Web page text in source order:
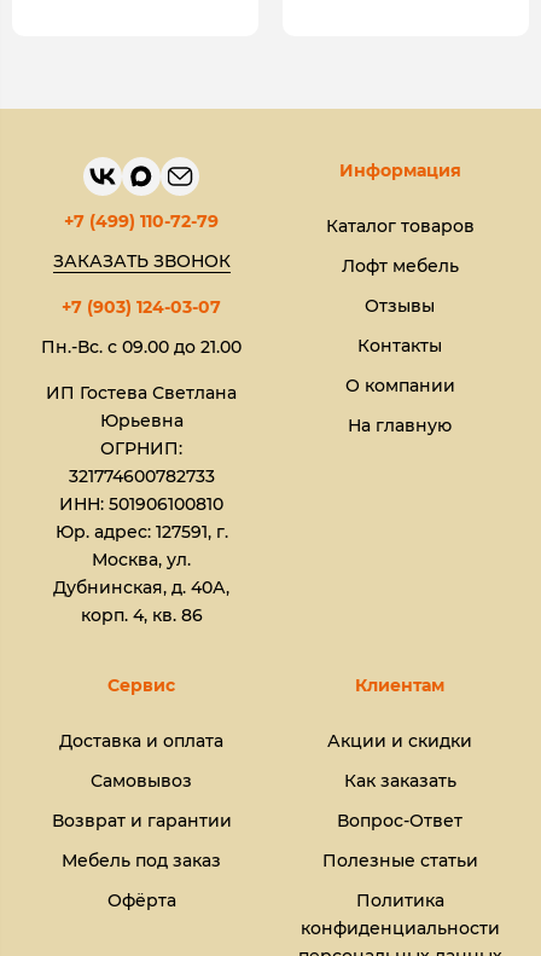
+7 (499) 110-72-79
ЗАКАЗАТЬ ЗВОНОК
+7 (903) 124-03-07
Пн.-Вс. с 09.00 до 21.00
ИП Гостева Светлана
Юрьевна​
ОГРНИП:
321774600782733
ИНН: 501906100810
Юр. адрес: 127591, г.
Москва, ул.
Дубнинская, д. 40А,
корп. 4, кв. 86
Информация
Каталог товаров
Лофт мебель
Отзывы
Контакты
О компании
На главную
Сервис
Доставка и оплата
Самовывоз
Возврат и гарантии
Мебель под заказ
Офёрта
Клиентам
Акции и скидки
Как заказать
Вопрос-Ответ
Полезные статьи
Политика
конфиденциальности